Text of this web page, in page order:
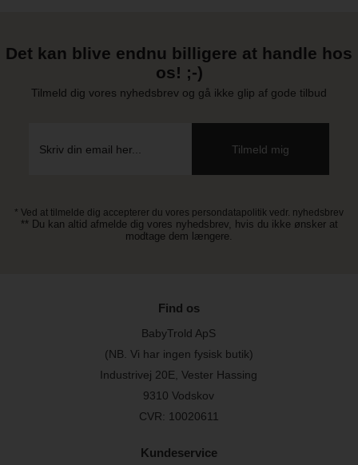
Det kan blive endnu billigere at handle hos
os! ;-)
Tilmeld dig vores nyhedsbrev og gå ikke glip af gode tilbud
* Ved at tilmelde dig accepterer du vores persondatapolitik vedr. nyhedsbrev
** Du kan altid afmelde dig vores nyhedsbrev, hvis du ikke ønsker at
modtage dem længere.
Find os
BabyTrold ApS
(NB. Vi har ingen fysisk butik)
Industrivej 20E, Vester Hassing
9310 Vodskov
CVR: 10020611
Kundeservice